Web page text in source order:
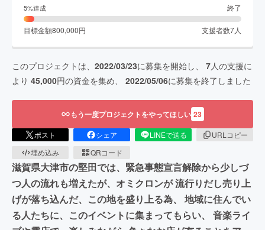
5%達成 終了
目標金額800,000円 支援者数7人
このプロジェクトは、 2022/03/23に募集を開始し、 7人の支援に
より 45,000円の資金を集め、 2022/05/06に募集を終了しました
もう一度プロジェクトをやってほしい 23
ポスト シェア LINEで送る
URLコピー
埋め込み
QRコード
滋賀県大津市の堅田では、緊急事態宣言解除から少しづ
つ人の流れも増えたが、オミクロンが 流行りだし売り上
げが落ち込んだ、この地を盛り上る為、 地域に住んでい
る人たちに、このイベントに集まってもらい、 音楽ライ